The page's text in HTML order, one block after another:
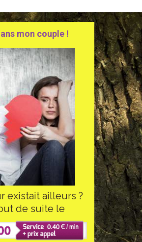
mon couple !
existait ailleurs ?
de suite le